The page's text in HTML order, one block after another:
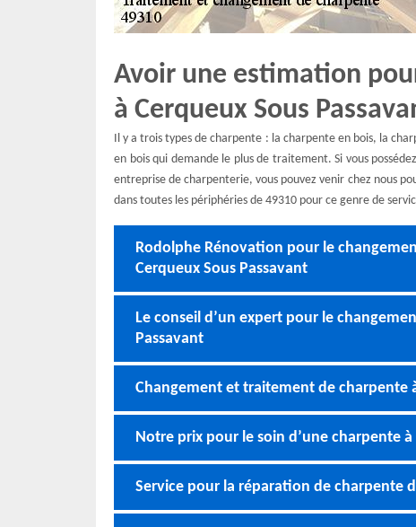
Avoir une estimation
à Cerqueux Sous
Il y a trois types de charpente : la charpente en bois, la
en bois qui demande le plus de traitement. Si vous
entreprise de charpenterie, vous pouvez venir chez nous
dans toutes les périphéries de 49310 pour ce genre de
Rodolphe Rénovation pour le
Cerqueux Sous Passavant
Le conseil d’un expert pour le
Passavant
Changement et traitement de charpente
Notre prix pour le soin d’une charpente à
Service pour la réparation de charpente